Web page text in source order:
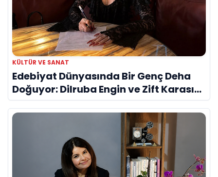
KÜLTÜR VE SANAT
Edebiyat Dünyasında Bir Genç Deha
Doğuyor: Dilruba Engin ve Zift Karası
Evreni ‘AVENOİR’